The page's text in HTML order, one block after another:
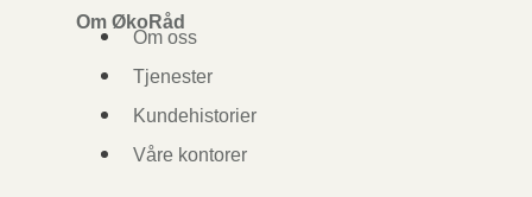
Om ØkoRåd
Om oss
Tjenester
Kundehistorier
Våre kontorer